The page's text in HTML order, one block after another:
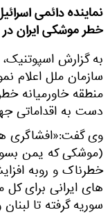
نماینده دائمی
خطر موشکی ایران در
به گزارش
سازمان ملل اعلام
منطقه خاورمیانه
دست به اقداماتی
وی گفت:«افشاگری
(موشکی که یمن
خطرناک و روبه
های ایرانی برای
سوریه گرفته تا